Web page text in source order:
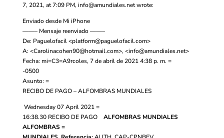
7, 2021, at 7:09 PM, info@amundiales.netwrote:
Enviado desde Mi iPhone
——– Mensaje reenviado ——–
De: Paguelofacil <platform@paguelofacil.com>
A: <Carolinacohen90@hotmail.com>, <info@amundiales.net>
Fecha: mi=C3=A9rcoles, 7 de abril de 2021 4:38 p. m. =
-0500
Asunto: =
RECIBO DE PAGO – ALFOMBRAS MUNDIALES
Wednesday 07 April 2021 =
16:38.30RECIBO DE PAGO
ALFOMBRAS MUNDIALES
ALFOMBRAS =